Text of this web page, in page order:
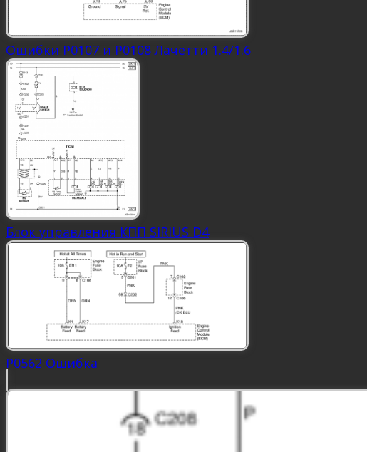
Ошибки Р0107 и Р0108 Лачетти 1.4/1.6
Блок управления КПП SIRIUS D4
P0562 Ошибка